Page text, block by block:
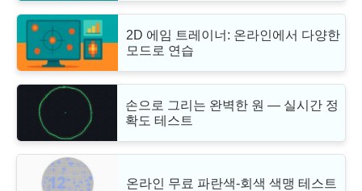
2D 에임 트레이너: 온라인에서 다양한
모드로 연습
손으로 그리는 완벽한 원 — 실시간 정
확도 테스트
온라인 무료 파란색-회색 색맹 테스트